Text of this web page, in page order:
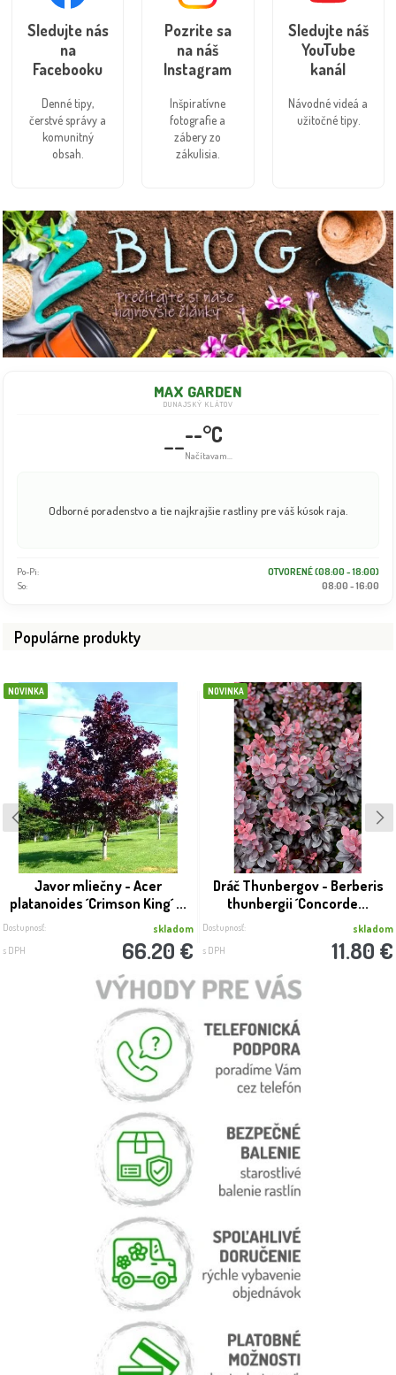
MAX GARDEN
DUNAJSKÝ KLÁTOV
----°C
Načítavam...
Odborné poradenstvo a tie najkrajšie rastliny pre váš kúsok raja.
Po-Pi:
OTVORENÉ (08:00 - 18:00)
So:
08:00 - 16:00
Populárne produkty
NOVINKA
Javor mliečny - Acer
platanoides ´Crimson King´ ...
Dostupnosť: skladom
s DPH 66.20 €
NOVINKA
Dráč Thunbergov - Berberis
thunbergii ´Concorde...
Dostupnosť: skladom
s DPH 11.80 €
Sledujte nás
na
Facebooku
Denné tipy,
čerstvé správy a
komunitný
obsah.
Pozrite sa
na náš
Instagram
Inšpiratívne
fotografie a
zábery zo
zákulisia.
Sledujte náš
YouTube
kanál
Návodné videá a
užitočné tipy.